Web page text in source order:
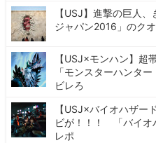
【USJ】進撃の巨人
ジャパン2016」のク
【USJ×モンハン】超
「モンスターハンタ
ビレろ
【USJ×バイオハザー
ビが！！！ 「バイオ
レポ